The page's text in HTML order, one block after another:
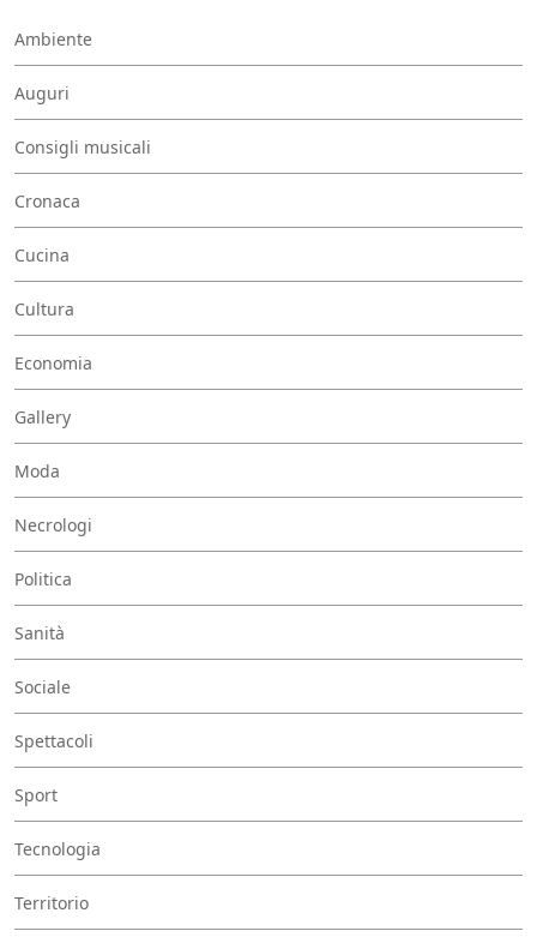
Ambiente
Auguri
Consigli musicali
Cronaca
Cucina
Cultura
Economia
Gallery
Moda
Necrologi
Politica
Sanità
Sociale
Spettacoli
Sport
Tecnologia
Territorio